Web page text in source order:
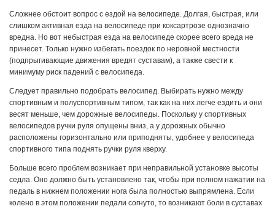
Сложнее обстоит вопрос с ездой на велосипеде. Долгая, быстрая, или
слишком активная езда на велосипеде при коксартрозе однозначно
вредна. Но вот небыстрая езда на велосипеде скорее всего вреда не
принесет. Только нужно избегать поездок по неровной местности
(подпрыгивающие движения вредят суставам), а также свести к
минимуму риск падений с велосипеда.
Следует правильно подобрать велосипед. Выбирать нужно между
спортивным и полуспортивным типом, так как на них легче ездить и они
весят меньше, чем дорожные велосипеды. Поскольку у спортивных
велосипедов ручки руля опущены вниз, а у дорожных обычно
расположены горизонтально или при­подняты, удобнее у велосипеда
спортивного типа поднять ручки руля кверху.
Больше всего проблем возникает при неправильной установке высоты
седла. Оно должно быть установлено так, чтобы при полном нажатии на
педаль в нижнем положении нога была полностью выпрямлена. Если
колено в этом положении педали согнуто, то возника­ют боли в суставах